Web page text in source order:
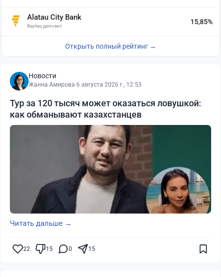
Alatau City Bank
Baytaq депозит
15,85%
Открыть полный рейтинг →
Новости
Жанна Амирова·6 августа 2026 г., 12:53
Тур за 120 тысяч может оказаться ловушкой:
как обманывают казахстанцев
Читать дальше →
22 15 0 15